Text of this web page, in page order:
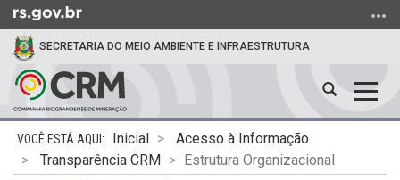
para
conteúdo
para
menu
SECRETARIA DO MEIO AMBIENTE E INFRAESTRUTURA
Abrir
Início
conteúdo
Inicial
Acesso à Informação
Transparência CRM
Estrutura Organizacional